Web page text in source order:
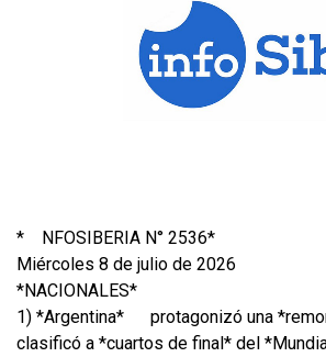
*
NFOSIBERIA N° 2536*
Miércoles 8 de julio de 2026
*NACIONALES*
1) *Argentina*
protagonizó una
clasificó a *cuartos de final* del